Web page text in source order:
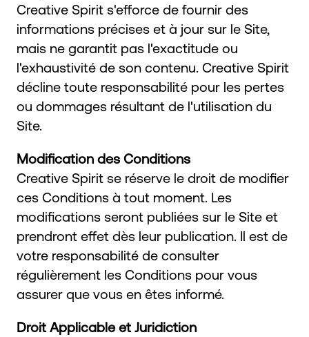
Creative Spirit s'efforce de fournir des
informations précises et à jour sur le Site,
mais ne garantit pas l'exactitude ou
l'exhaustivité de son contenu. Creative Spirit
décline toute responsabilité pour les pertes
ou dommages résultant de l'utilisation du
Site.
Modification des Conditions
Creative Spirit se réserve le droit de modifier
ces Conditions à tout moment. Les
modifications seront publiées sur le Site et
prendront effet dès leur publication. Il est de
votre responsabilité de consulter
régulièrement les Conditions pour vous
assurer que vous en êtes informé.
Droit Applicable et Juridiction